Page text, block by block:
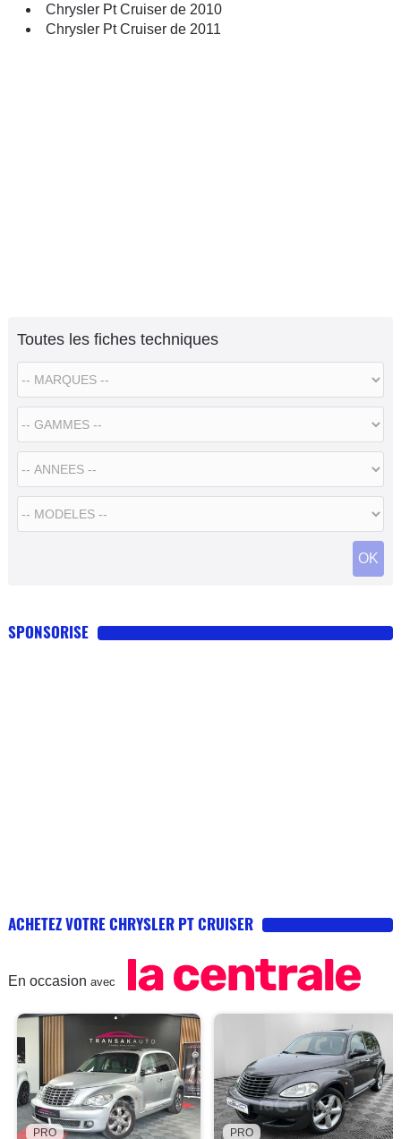
Chrysler Pt Cruiser de 2010
Chrysler Pt Cruiser de 2011
Toutes les fiches techniques
SPONSORISE
ACHETEZ VOTRE CHRYSLER PT CRUISER
En occasion avec
PRO PRO